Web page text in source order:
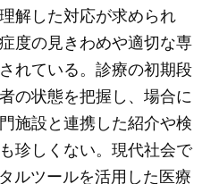
解した対応が求められ
度の見きわめや適切な専
れている。診療の初期段
の状態を把握し、場合に
施設と連携した紹介や検
珍しくない。現代社会で
ルツールを活用した医療